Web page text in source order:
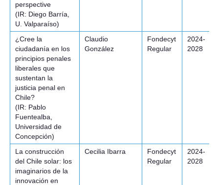
perspective
(IR: Diego Barría,
U. Valparaíso)
¿Cree la
ciudadanía en los
principios penales
liberales que
sustentan la
justicia penal en
Chile?
(IR: Pablo
Fuentealba,
Universidad de
Concepción)
Claudio
González
Fondecyt
Regular
2024-
2028
La construcción
del Chile solar: los
imaginarios de la
innovación en
Cecilia Ibarra
Fondecyt
Regular
2024-
2028